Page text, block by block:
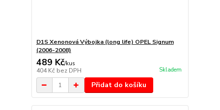
D1S Xenonová Výbojka (long life) OPEL Signum
(2006-2008)
489 Kč/kus
404 Kč bez DPH Skladem
Přidat do košíku